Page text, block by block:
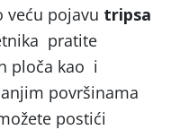
veću pojavu tripsa
pratite
ploča kao i
površinama
postići